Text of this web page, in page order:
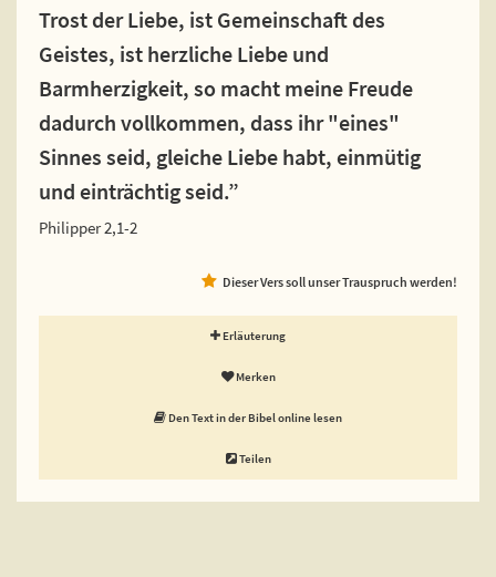
Trost der Liebe, ist Gemeinschaft des
Geistes, ist herzliche Liebe und
Barmherzigkeit, so macht meine Freude
dadurch vollkommen, dass ihr "eines"
Sinnes seid, gleiche Liebe habt, einmütig
und einträchtig seid.”
Philipper 2,1-2
Dieser Vers soll unser Trauspruch werden!
Erläuterung
Merken
Den Text in der Bibel online lesen
Teilen